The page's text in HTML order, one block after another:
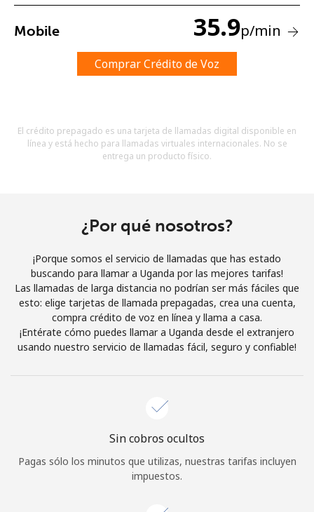
No se ha creado una contraseña
Mínimo 8 caracteres
Un caracter especial
Al abrir una cuenta en este sitio web, estoy de acuerdo con
Términos y condiciones.
Únete
¡Hola!
Mobile 35.9p/min
Comprar Crédito de Voz
El crédito prepagado es una tarjeta de llamadas digital disponible en
línea y está hecho para llamadas virtuales internacionales. No se
entrega un producto físico.
¿Por qué nosotros?
¡Porque somos el servicio de llamadas que has estado
buscando para llamar a Uganda por las mejores tarifas!
Las llamadas de larga distancia no podrían ser más fáciles que
esto: elige tarjetas de llamada prepagadas, crea una cuenta,
compra crédito de voz en línea y llama a casa.
¡Entérate cómo puedes llamar a Uganda desde el extranjero
usando nuestro servicio de llamadas fácil, seguro y confiable!
Sin cobros ocultos
Pagas sólo los minutos que utilizas, nuestras tarifas incluyen
impuestos.